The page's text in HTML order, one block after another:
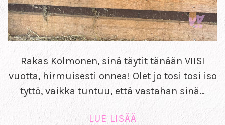
Rakas Kolmonen, sinä täytit tänään VIISI
vuotta, hirmuisesti onnea! Olet jo tosi tosi iso
tyttö, vaikka tuntuu, että vastahan sinä…
LUE LISÄÄ